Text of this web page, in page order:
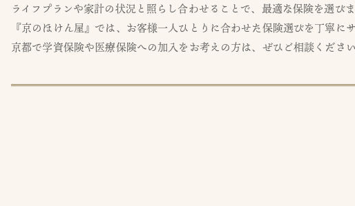
ライフプランや家計の状況と照らし合わせることで、最適な保険を選びま
『京のほけん屋』では、お客様一人ひとりに合わせた保険選びを丁寧に
京都で学資保険や医療保険への加入をお考えの方は、ぜひご相談ください